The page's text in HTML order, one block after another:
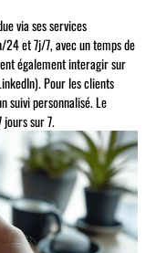
via ses services
et 7j/7, avec un temps de
également interagir sur
Pour les clients
suivi personnalisé. Le
jours sur 7.